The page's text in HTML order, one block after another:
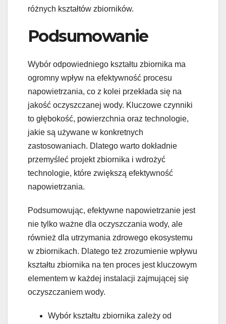
różnych kształtów zbiorników.
Podsumowanie
Wybór odpowiedniego kształtu zbiornika ma
ogromny wpływ na efektywność procesu
napowietrzania, co z kolei przekłada się na
jakość oczyszczanej wody. Kluczowe czynniki
to głębokość, powierzchnia oraz technologie,
jakie są używane w konkretnych
zastosowaniach. Dlatego warto dokładnie
przemyśleć projekt zbiornika i wdrożyć
technologie, które zwiększą efektywność
napowietrzania.
Podsumowując, efektywne napowietrzanie jest
nie tylko ważne dla oczyszczania wody, ale
również dla utrzymania zdrowego ekosystemu
w zbiornikach. Dlatego też zrozumienie wpływu
kształtu zbiornika na ten proces jest kluczowym
elementem w każdej instalacji zajmującej się
oczyszczaniem wody.
Wybór kształtu zbiornika zależy od